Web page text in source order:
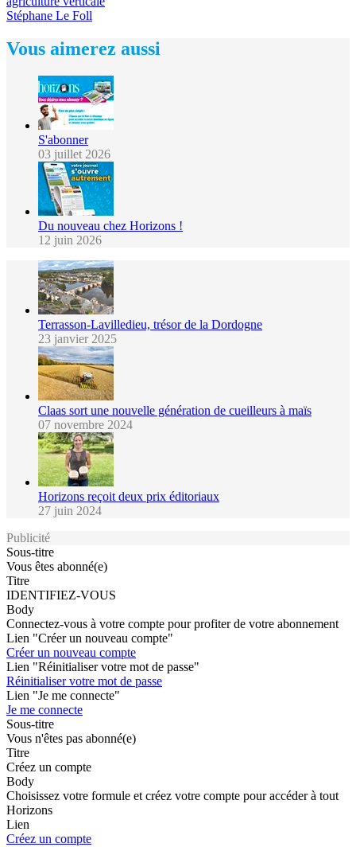
Stéphane Le Foll
Vous aimerez aussi
S'abonner
03 juillet 2026
Du nouveau chez Horizons !
12 juin 2026
Terrasson-Lavilledieu, trésor de la Dordogne
23 janvier 2025
Claas sort une nouvelle génération de cueilleurs à maïs
07 novembre 2024
Horizons reçoit deux prix éditoriaux
27 juin 2024
Publicité
Sous-titre
Vous êtes abonné(e)
Titre
IDENTIFIEZ-VOUS
Body
Connectez-vous à votre compte pour profiter de votre abonnement
Lien "Créer un nouveau compte"
Créer un nouveau compte
Lien "Réinitialiser votre mot de passe"
Réinitialiser votre mot de passe
Lien "Je me connecte"
Je me connecte
Sous-titre
Vous n'êtes pas abonné(e)
Titre
Créez un compte
Body
Choisissez votre formule et créez votre compte pour accéder à tout
Horizons
Lien
Créez un compte